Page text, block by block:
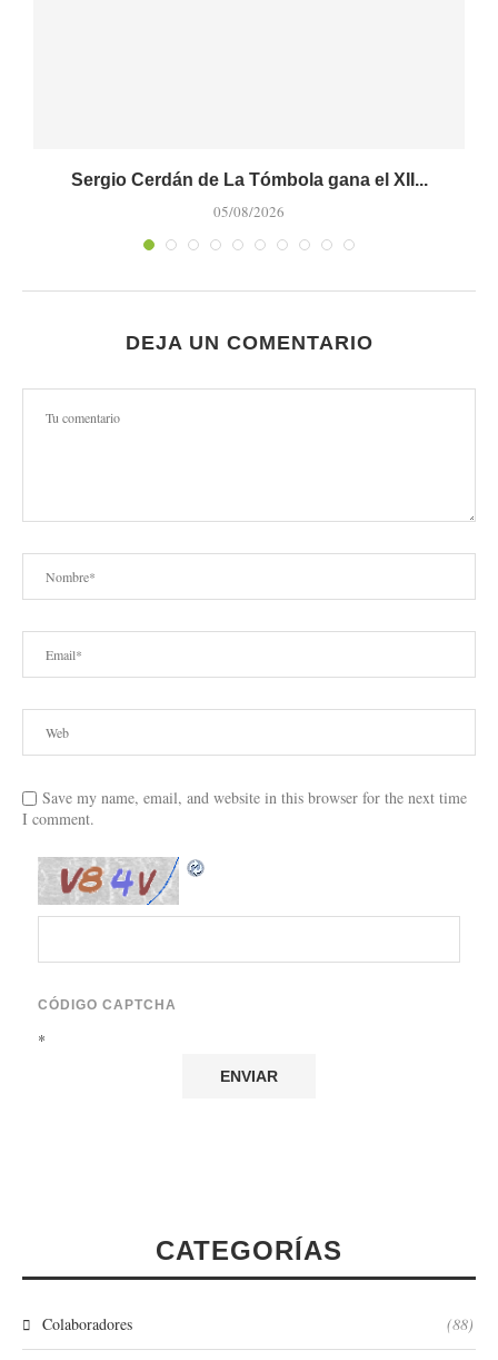
Sergio Cerdán de La Tómbola gana el XII...
05/08/2026
DEJA UN COMENTARIO
Save my name, email, and website in this browser for the next time
I comment.
CÓDIGO CAPTCHA
*
CATEGORÍAS
Colaboradores (88)